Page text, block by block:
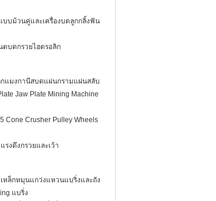
บม้วนคู่และเครื่องบดลูกกลิ้งฟัน
ตบดกรวยไฮดรอลิก
กแมงกานีสบดแผ่นกรามแผ่นสลับ
Jaw Plate Mining Machine
Cone Crusher Pulley Wheels
รงดึงกรวยและเว้า
หล็กหมุนแกว่งแหวนแบริ่งและถัง
แบริ่ง